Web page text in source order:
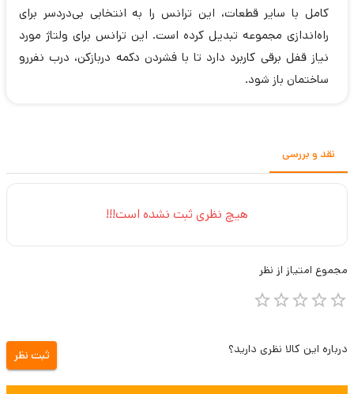
کامل با سایر قطعات، این ترانس را به انتخابی بی‌دردسر برای
راه‌اندازی مجموعه تبدیل کرده است. این ترانس برای ولتاژ مورد
نیاز قفل برقی کاربرد دارد تا با فشردن دکمه دربازکن، درب نفررو
ساختمان باز شود.
نقد و بررسی
مجموع امتیاز از نظر
درباره این کالا نظری دارید؟ ثبت نظر
هیچ نظری ثبت نشده است!!!